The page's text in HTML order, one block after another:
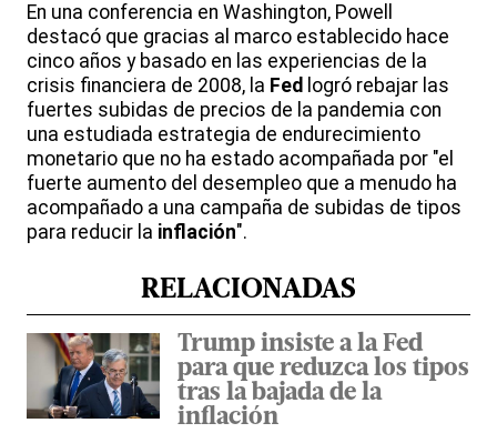
En una conferencia en Washington, Powell
destacó que gracias al marco establecido hace
cinco años y basado en las experiencias de la
crisis financiera de 2008, la Fed logró rebajar las
fuertes subidas de precios de la pandemia con
una estudiada estrategia de endurecimiento
monetario que no ha estado acompañada por "el
fuerte aumento del desempleo que a menudo ha
acompañado a una campaña de subidas de tipos
para reducir la inflación".
RELACIONADAS
Trump insiste a la Fed
para que reduzca los tipos
tras la bajada de la
inflación